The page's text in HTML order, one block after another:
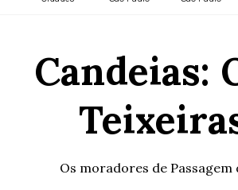
Candeias:
Os moradores de